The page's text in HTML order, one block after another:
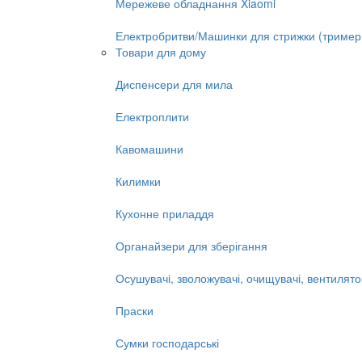
Мережеве обладнання Xiaomi
Електробритви/Машинки для стрижки
Товари для дому
Диспенсери для мила
Електроплити
Кавомашини
Килимки
Кухонне приладдя
Органайзери для зберігання
Осушувачі, зволожувачі, очищувачі,
Праски
Сумки господарські